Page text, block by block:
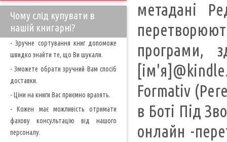
метадані
програми,
Formativ
в Боті Під
онлайн -
Чому слід купувати в
нашій книгарні?
- Зручне сортування книг допоможе
швидко знайти те, що Ви шукали.
- Зможете обрати зручний Вам спосіб
доставки.
- Ціни на книги Вас приємно вразять.
- Кожен має можливість отримати
фахову консультацію від нашого
персоналу.